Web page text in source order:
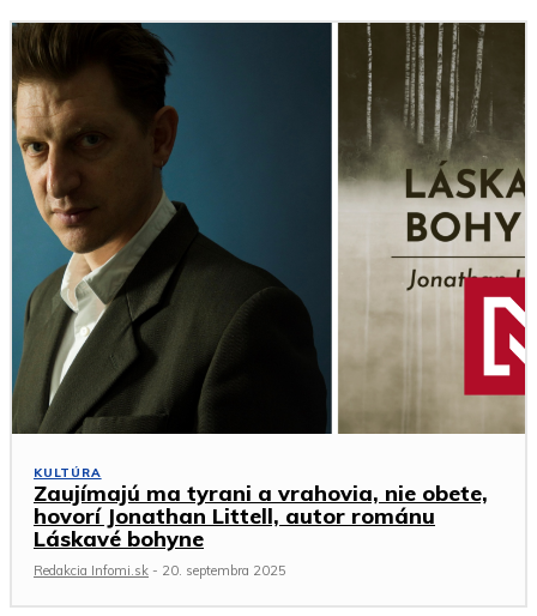
KULTÚRA
Zaujímajú ma tyrani a vrahovia, nie obete,
hovorí Jonathan Littell, autor románu
Láskavé bohyne
Redakcia Infomi.sk - 20. septembra 2025